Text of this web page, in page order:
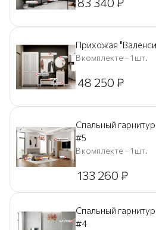
Прихожая
В комплекте – 1 шт.
48 250 ₽
Спальный
#5
В комплекте – 1 шт.
133 260 ₽
Спальный
#4